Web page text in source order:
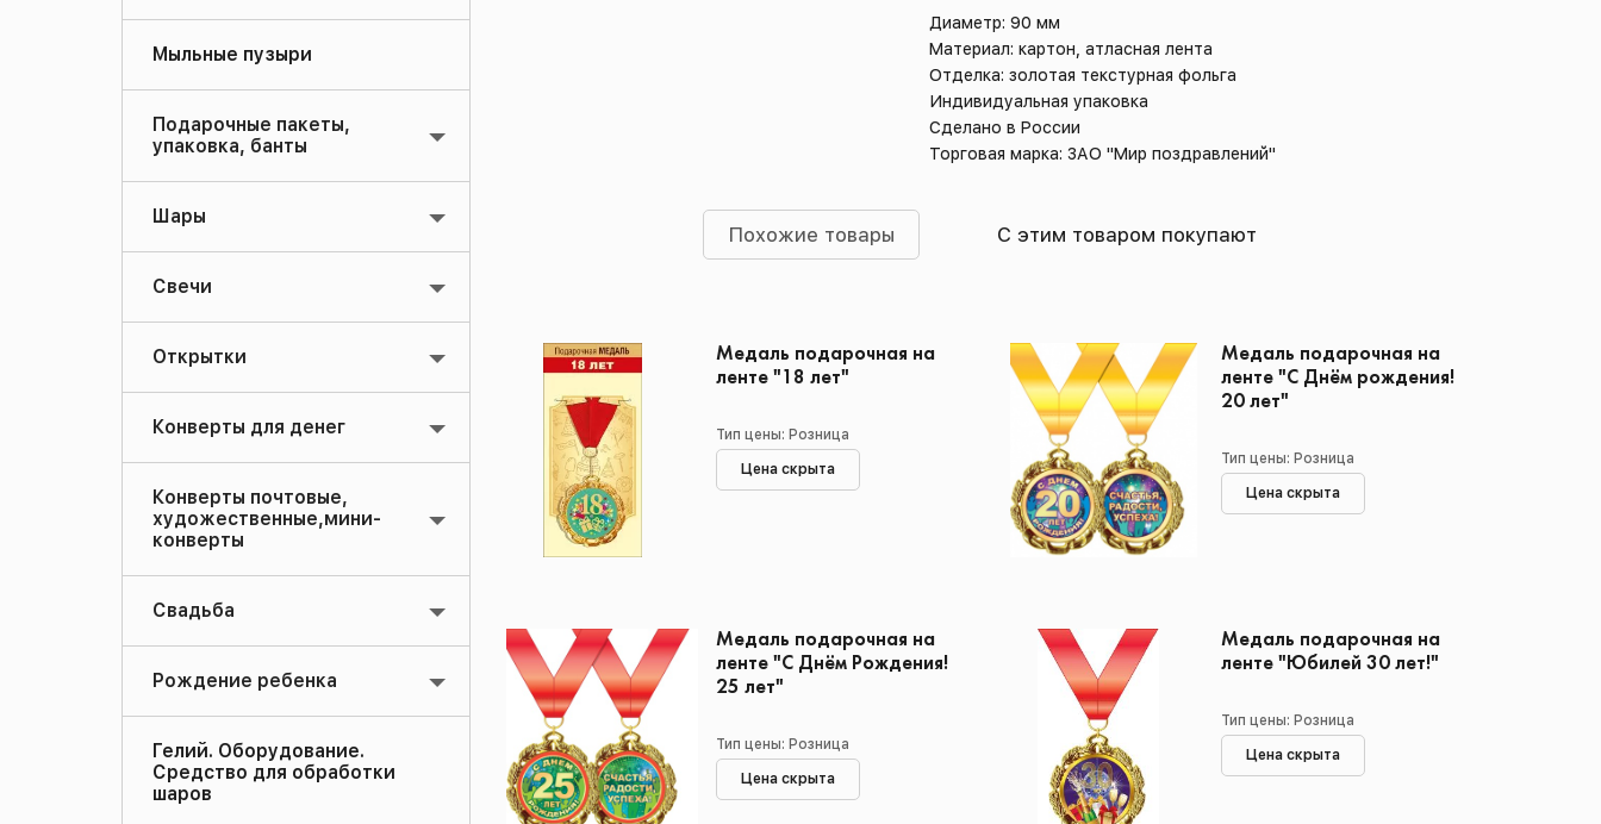
Мыльные пузыри
Подарочные пакеты,
упаковка, банты
Шары
Свечи
Открытки
Конверты для денег
Конверты почтовые,
художественные,мини-
конверты
Свадьба
Рождение ребенка
Гелий. Оборудование.
Средство для обработки
шаров
Диаметр: 90 мм
Материал: картон, атласная лента
Отделка: золотая текстурная фольга
Индивидуальная упаковка
Сделано в России
Торговая марка: ЗАО "Мир поздравлений"
Похожие товары С этим товаром покупают
Медаль подарочная на
ленте "18 лет"
Тип цены: Розница
Цена скрыта
Медаль подарочная на
ленте "С Днём рождения!
20 лет"
Тип цены: Розница
Цена скрыта
Медаль подарочная на
ленте "С Днём Рождения!
25 лет"
Тип цены: Розница
Цена скрыта
Медаль подарочная на
ленте "Юбилей 30 лет!"
Тип цены: Розница
Цена скрыта